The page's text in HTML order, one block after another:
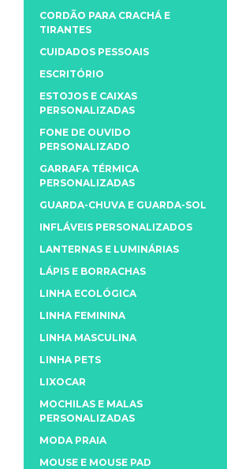
CORDÃO PARA CRACHÁ E
TIRANTES
CUIDADOS PESSOAIS
ESCRITÓRIO
ESTOJOS E CAIXAS
PERSONALIZADAS
FONE DE OUVIDO
PERSONALIZADO
GARRAFA TÉRMICA
PERSONALIZADAS
GUARDA-CHUVA E GUARDA-SOL
INFLÁVEIS PERSONALIZADOS
LANTERNAS E LUMINÁRIAS
LÁPIS E BORRACHAS
LINHA ECOLÓGICA
LINHA FEMININA
LINHA MASCULINA
LINHA PETS
LIXOCAR
MOCHILAS E MALAS
PERSONALIZADAS
MODA PRAIA
MOUSE E MOUSE PAD